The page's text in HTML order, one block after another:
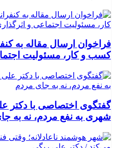
فراخوان ارسال مقاله به
کسب و کار، مسئولیت
گفتگوی اختصاصی با دکتر
شهری به نفع مردم، نه به